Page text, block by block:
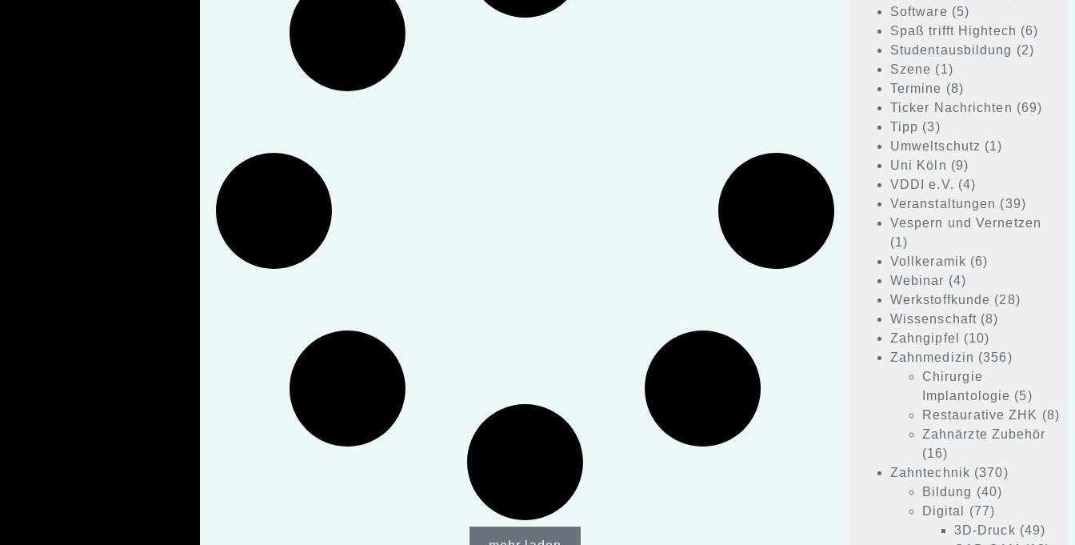
Software (5)
Spaß trifft Hightech (6)
Studentausbildung (2)
Szene (1)
Termine (8)
Ticker Nachrichten (69)
Tipp (3)
Umweltschutz (1)
Uni Köln (9)
VDDI e.V. (4)
Veranstaltungen (39)
Vespern und Vernetzen
(1)
Vollkeramik (6)
Webinar (4)
Werkstoffkunde (28)
Wissenschaft (8)
Zahngipfel
(10)
Zahnmedizin (356)
Chirurgie
Implantologie (5)
Restaurative ZHK (8)
Zahnärzte Zubehör
(16)
Zahntechnik (370)
Bildung (40)
Digital
(77)
3D-Druck (49)